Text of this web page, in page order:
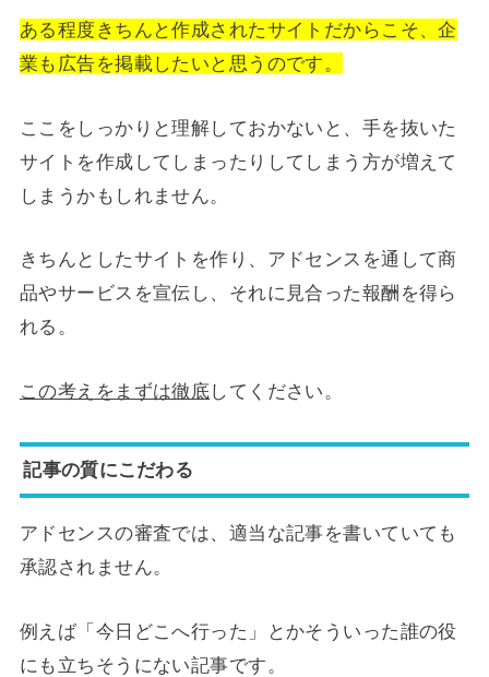
ある程度きちんと作成されたサイトだからこそ、企
業も広告を掲載したいと思うのです。
ここをしっかりと理解しておかないと、手を抜いた
サイトを作成してしまったりしてしまう方が増えて
しまうかもしれません。
きちんとしたサイトを作り、アドセンスを通して商
品やサービスを宣伝し、それに見合った報酬を得ら
れる。
この考えをまずは徹底してください。
記事の質にこだわる
アドセンスの審査では、適当な記事を書いていても
承認されません。
例えば「今日どこへ行った」とかそういった誰の役
にも立ちそうにない記事です。